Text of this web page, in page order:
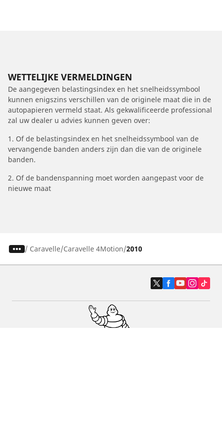
WETTELIJKE VERMELDINGEN
De aangegeven belastingsindex en het snelheidssymbool
kunnen enigszins verschillen van de originele maat die in de
autopapieren vermeld staat. Als gekwalificeerde professional
zal uw dealer u advies kunnen geven over:
1. Of de belastingsindex en het snelheidssymbool van de
vervangende banden anders zijn dan die van de originele
banden.
2. Of de bandenspanning moet worden aangepast voor de
nieuwe maat
/ Caravelle Caravelle 4Motion 2010